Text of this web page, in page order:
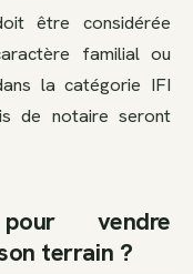
être considérée
familial ou
la catégorie IFI
de notaire seront
vendre
terrain ?